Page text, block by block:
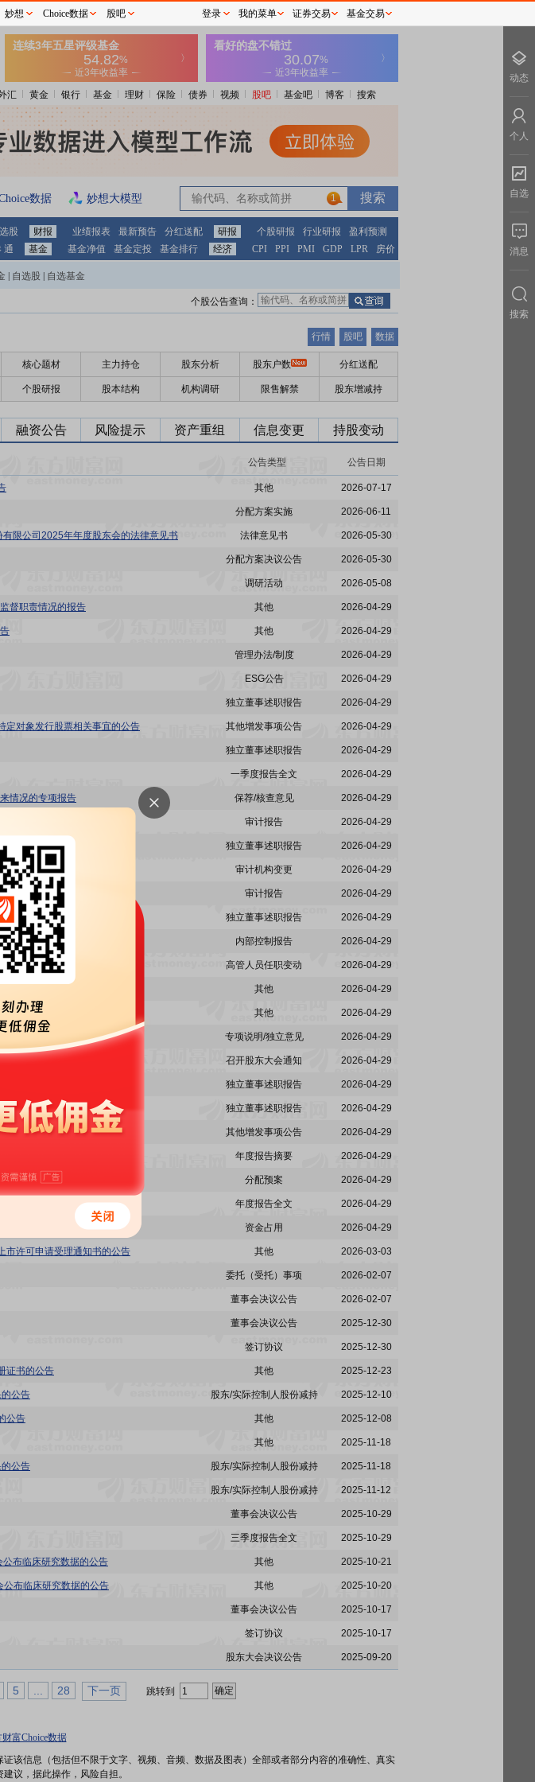
汇 黄金 银行 基金 理财 保险 债券 视频 股吧 基金吧 博客 搜索
数据 妙想大模型 1
股 财报 业绩报表 最新预告 分红送配 研报 个股研报 行业研报
盈利预测
通 基金 基金净值 基金定投 基金排行 经济 CPI PPI PMI GDP LPR 房价
自选股 自选基金
个股公告查询：
行情 股吧 数据
核心题材 主力持仓 股东分析 股东户数 分红送配
个股研报 股本结构 机构调研 限售解禁 股东增减持
融资公告 风险提示 资产重组 信息变更 持股变动
公告类型 公告日期
其他 2026-07-17
分配方案实施 2026-06-11
限公司2025年年度股东会的法律意见书 法律意见书 2026-05-30
分配方案决议公告 2026-05-30
调研活动 2026-05-08
督职责情况的报告 其他 2026-04-29
其他 2026-04-29
管理办法/制度 2026-04-29
ESG公告 2026-04-29
独立董事述职报告 2026-04-29
定对象发行股票相关事宜的公告 其他增发事项公告 2026-04-29
独立董事述职报告 2026-04-29
一季度报告全文 2026-04-29
情况的专项报告 保荐/核查意见 2026-04-29
审计报告 2026-04-29
独立董事述职报告 2026-04-29
审计机构变更 2026-04-29
审计报告 2026-04-29
独立董事述职报告 2026-04-29
内部控制报告 2026-04-29
高管人员任职变动 2026-04-29
其他 2026-04-29
其他 2026-04-29
专项说明/独立意见 2026-04-29
召开股东大会通知 2026-04-29
独立董事述职报告 2026-04-29
独立董事述职报告 2026-04-29
其他增发事项公告 2026-04-29
年度报告摘要 2026-04-29
分配预案 2026-04-29
年度报告全文 2026-04-29
情况汇总表 资金占用 2026-04-29
市许可申请受理通知书的公告 其他 2026-03-03
委托（受托）事项 2026-02-07
董事会决议公告 2026-02-07
董事会决议公告 2025-12-30
签订协议 2025-12-30
证书的公告 其他 2025-12-23
公告 股东/实际控制人股份减持 2025-12-10
公告 其他 2025-12-08
其他 2025-11-18
公告 股东/实际控制人股份减持 2025-11-18
股东/实际控制人股份减持 2025-11-12
董事会决议公告 2025-10-29
三季度报告全文 2025-10-29
布临床研究数据的公告 其他 2025-10-21
布临床研究数据的公告 其他 2025-10-20
董事会决议公告 2025-10-17
签订协议 2025-10-17
股东大会决议公告 2025-09-20
5 28 下一页 跳转到
财富Choice数据
该信息（包括但不限于文字、视频、音频、数据及图表）全部或者部分内容的准确性、真实
议，据此操作，风险自担。
妙想 Choice数据 股吧 登录 我的菜单 证券交易 基金交易
动态
个人
自选
消息
搜索